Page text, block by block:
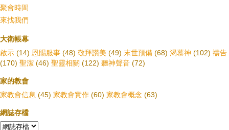
聚會時間
來找我們
大衛帳幕
啟示 (14) 恩賜服事 (48) 敬拜讚美 (49) 末世預備 (68) 渴慕神 (102) 禱告
(170) 聖潔 (46) 聖靈相關 (122) 聽神聲音 (72)
家的教會
家教會信息 (45) 家教會實作 (60) 家教會概念 (63)
網誌存檔